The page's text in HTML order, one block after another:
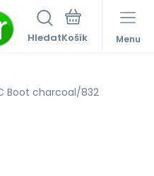
Hledat Menu
Boot charcoal/832